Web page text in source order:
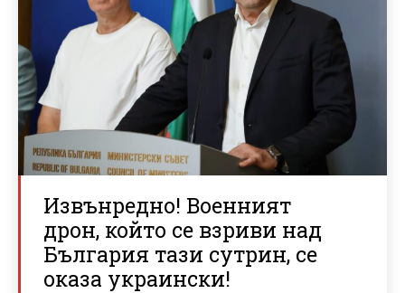
Извънредно! Военният
дрон, който се взриви над
България тази сутрин, се
оказа украински!